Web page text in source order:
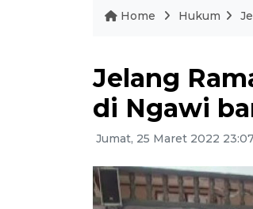
Home Hukum
Jelang
di Ngawi
Jumat, 25 Maret 2022